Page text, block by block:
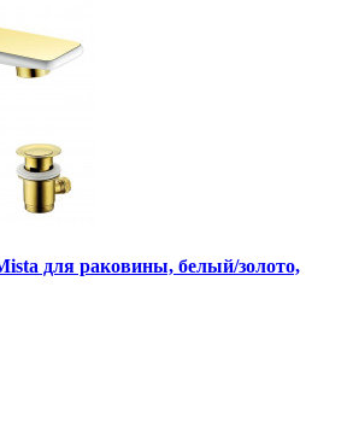
для раковины, белый/золото,